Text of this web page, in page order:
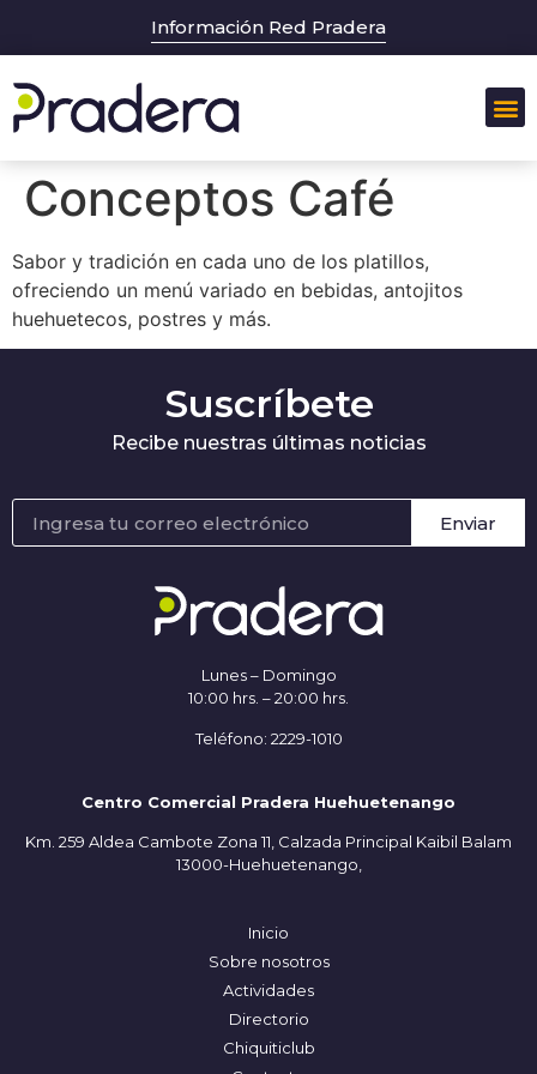
Información Red Pradera
Conceptos Café
Sabor y tradición en cada uno de los platillos,
ofreciendo un menú variado en bebidas, antojitos
huehuetecos, postres y más.
Suscríbete
Recibe nuestras últimas noticias
Enviar
Lunes – Domingo
10:00 hrs. – 20:00 hrs.
Teléfono: 2229-1010
Centro Comercial Pradera Huehuetenango
Km. 259 Aldea Cambote Zona 11, Calzada Principal Kaibil Balam
13000-Huehuetenango,
Inicio
Sobre nosotros
Actividades
Directorio
Chiquiticlub